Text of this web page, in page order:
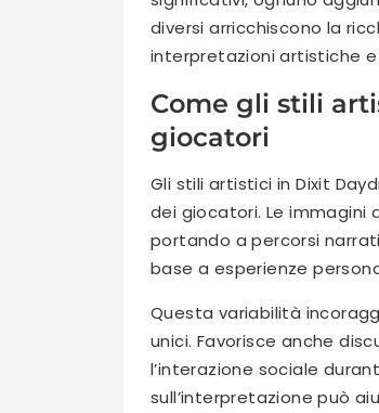
diversi arricchiscono la
interpretazioni artistiche e
Come gli stili
giocatori
Gli stili artistici in Dixit
dei giocatori. Le immagini
portando a percorsi
base a esperienze
Questa variabilità
unici. Favorisce anche
l’interazione sociale
sull’interpretazione può